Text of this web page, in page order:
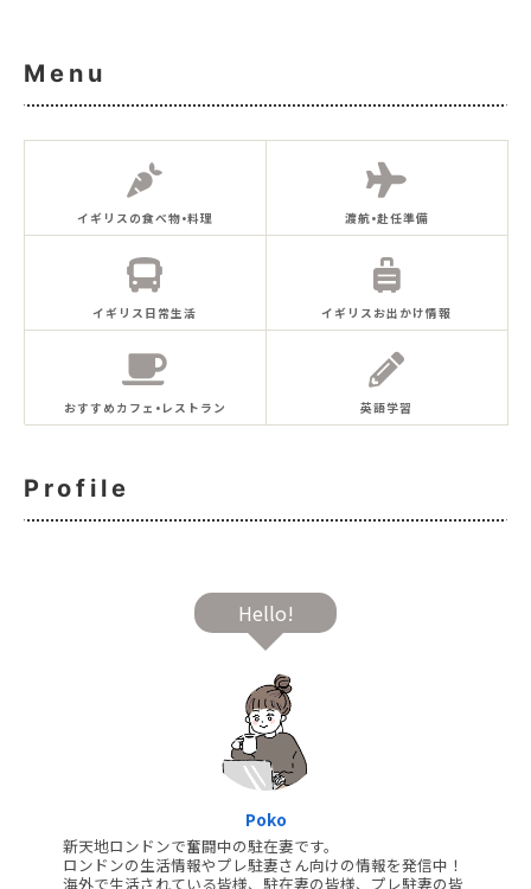
Menu
イギリスの食べ物•料理 渡航•赴任準備
イギリス日常生活 イギリスお出かけ情報
おすすめカフェ•レストラン 英語学習
Profile
Hello!
Poko
新天地ロンドンで奮闘中の駐在妻です。
ロンドンの生活情報やプレ駐妻さん向けの情報を発信中！
海外で生活されている皆様、駐在妻の皆様、プレ駐妻の皆